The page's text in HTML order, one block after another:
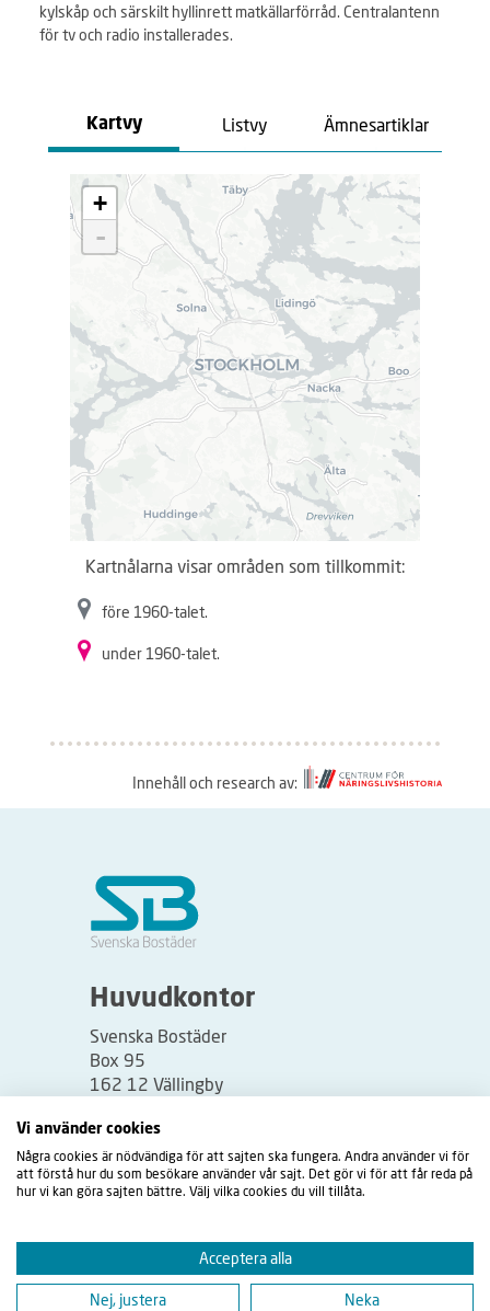
kylskåp och särskilt hyllinrett matkällarförråd. Centralantenn
för tv och radio installerades.
Kartvy Listvy Ämnesartiklar
a
.
.
+
-
Kartnålarna visar områden som tillkommit:
före 1960-talet.
under 1960-talet.
Innehåll och research av:
a
r
t
d
s
Huvudkontor
Svenska Bostäder
Box 95
162 12 Vällingby
Besöksadress:
Vällingbyplan 2
Vi använder cookies
Några cookies är nödvändiga för att sajten ska fungera. Andra använder vi för
att förstå hur du som besökare använder vår sajt. Det gör vi för att får reda på
hur vi kan göra sajten bättre. Välj vilka cookies du vill tillåta.
Acceptera alla
Nej, justera Neka